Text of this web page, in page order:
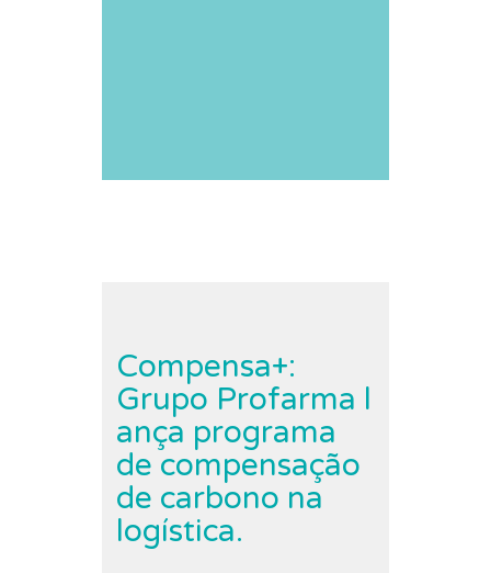
Compensa+:
Grupo Profarma l
ança programa
de compensação
de carbono na
logística.